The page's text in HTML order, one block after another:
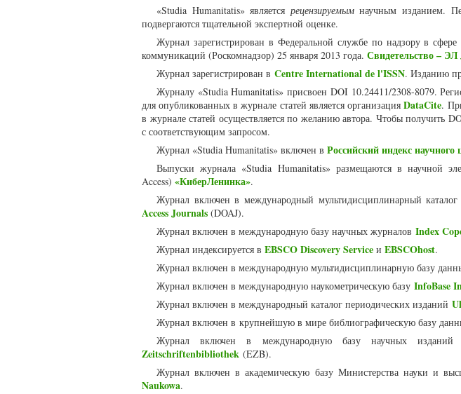
«Studia Humanitatis» является рецензируемымнаучным изданием.
подвергаются тщательной экспертной оценке.
Журнал зарегистрирован в Федеральной службе по надзору в
коммуникаций (Роскомнадзор) 25 января 2013 года. Свидетельство –
Журнал зарегистрирован в Centre International de l'ISSN. Изданию
Журналу «Studia Humanitatis» присвоен DOI 10.24411/2308-8079.
для опубликованных в журнале статей является организация DataCite.
в журнале статей осуществляется по желанию автора. Чтобы получить
с соответствующим запросом.
Журнал «Studia Humanitatis» включен в Российский индекс научного
Выпуски журнала «Studia Humanitatis» размещаются в научной
Access) «КиберЛенинка».
Журнал включен в международный мультидисциплинарный каталог
Access Journals (DOAJ).
Журнал включен в международную базу научных журналов Index
Журнал индексируется в EBSCO Discovery Service и EBSCOhost.
Журнал включен в международную мультидисциплинарную базу
Журнал включен в международную наукометрическую базу InfoBase
Журнал включен в международный каталог периодических изданий
Журнал включен в крупнейшую в мире библиографическую базу
Журнал включен в международную базу научных изданий
Zeitschriftenbibliothek (EZB).
Журнал включен в академическую базу Министерства науки и
Naukowa.